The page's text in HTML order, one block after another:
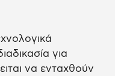
για
να ενταχθούν